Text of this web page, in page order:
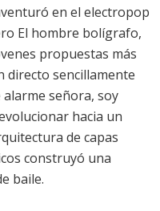
en el electropop
El hombre bolígrafo,
propuestas más
directo sencillamente
alarme señora, soy
hacia un
de capas
construyó una
baile.